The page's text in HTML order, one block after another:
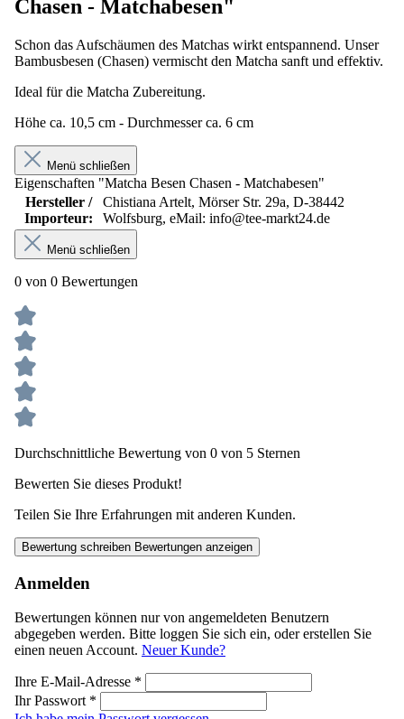
Chasen - Matchabesen"
Schon das Aufschäumen des Matchas wirkt entspannend. Unser
Bambusbesen (Chasen) vermischt den Matcha sanft und effektiv.
Ideal für die Matcha Zubereitung.
Höhe ca. 10,5 cm - Durchmesser ca. 6 cm
Menü schließen
Eigenschaften "Matcha Besen Chasen - Matchabesen"
Hersteller /
Importeur:
Chistiana Artelt, Mörser Str. 29a, D-38442
Wolfsburg, eMail: info@tee-markt24.de
Menü schließen
0 von 0 Bewertungen
Durchschnittliche Bewertung von 0 von 5 Sternen
Bewerten Sie dieses Produkt!
Teilen Sie Ihre Erfahrungen mit anderen Kunden.
Bewertung schreiben Bewertungen anzeigen
Anmelden
Bewertungen können nur von angemeldeten Benutzern
abgegeben werden. Bitte loggen Sie sich ein, oder erstellen Sie
einen neuen Account. Neuer Kunde?
Ihre E-Mail-Adresse *
Ihr Passwort *